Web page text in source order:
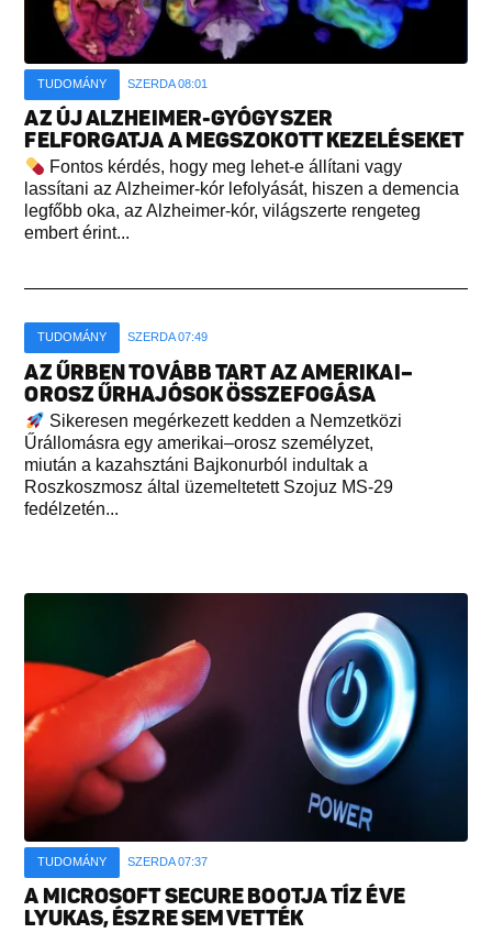
TUDOMÁNY SZERDA 08:01
AZ ÚJ ALZHEIMER-GYÓGYSZER
FELFORGATJA A MEGSZOKOTT KEZELÉSEKET
Fontos kérdés, hogy meg lehet-e állítani vagy
lassítani az Alzheimer-kór lefolyását, hiszen a demencia
legfőbb oka, az Alzheimer-kór, világszerte rengeteg
embert érint...
TUDOMÁNY SZERDA 07:49
AZ ŰRBEN TOVÁBB TART AZ AMERIKAI–
OROSZ ŰRHAJÓSOK ÖSSZEFOGÁSA
Sikeresen megérkezett kedden a Nemzetközi
Űrállomásra egy amerikai–orosz személyzet,
miután a kazahsztáni Bajkonurból indultak a
Roszkoszmosz által üzemeltetett Szojuz MS-29
fedélzetén...
TUDOMÁNY SZERDA 07:37
A MICROSOFT SECURE BOOTJA TÍZ ÉVE
LYUKAS, ÉSZRE SEM VETTÉK